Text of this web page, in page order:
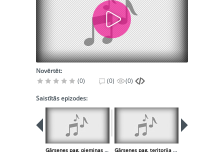
Novērtēt:
(0)
(0) (0)
Saistītās epizodes:
Gārsenes pag. piemiņas birze represētajiem iedzīvotājiem Gārsenes pag. teritorija un iedzīvotāji